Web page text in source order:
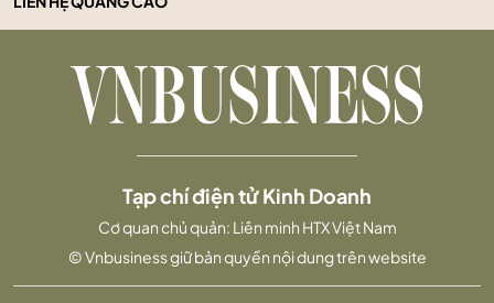
Tạp chí điện tử Kinh Doanh
Cơ quan chủ quản: Liên minh HTX Việt Nam
© Vnbusiness giữ bản quyền nội dung trên website